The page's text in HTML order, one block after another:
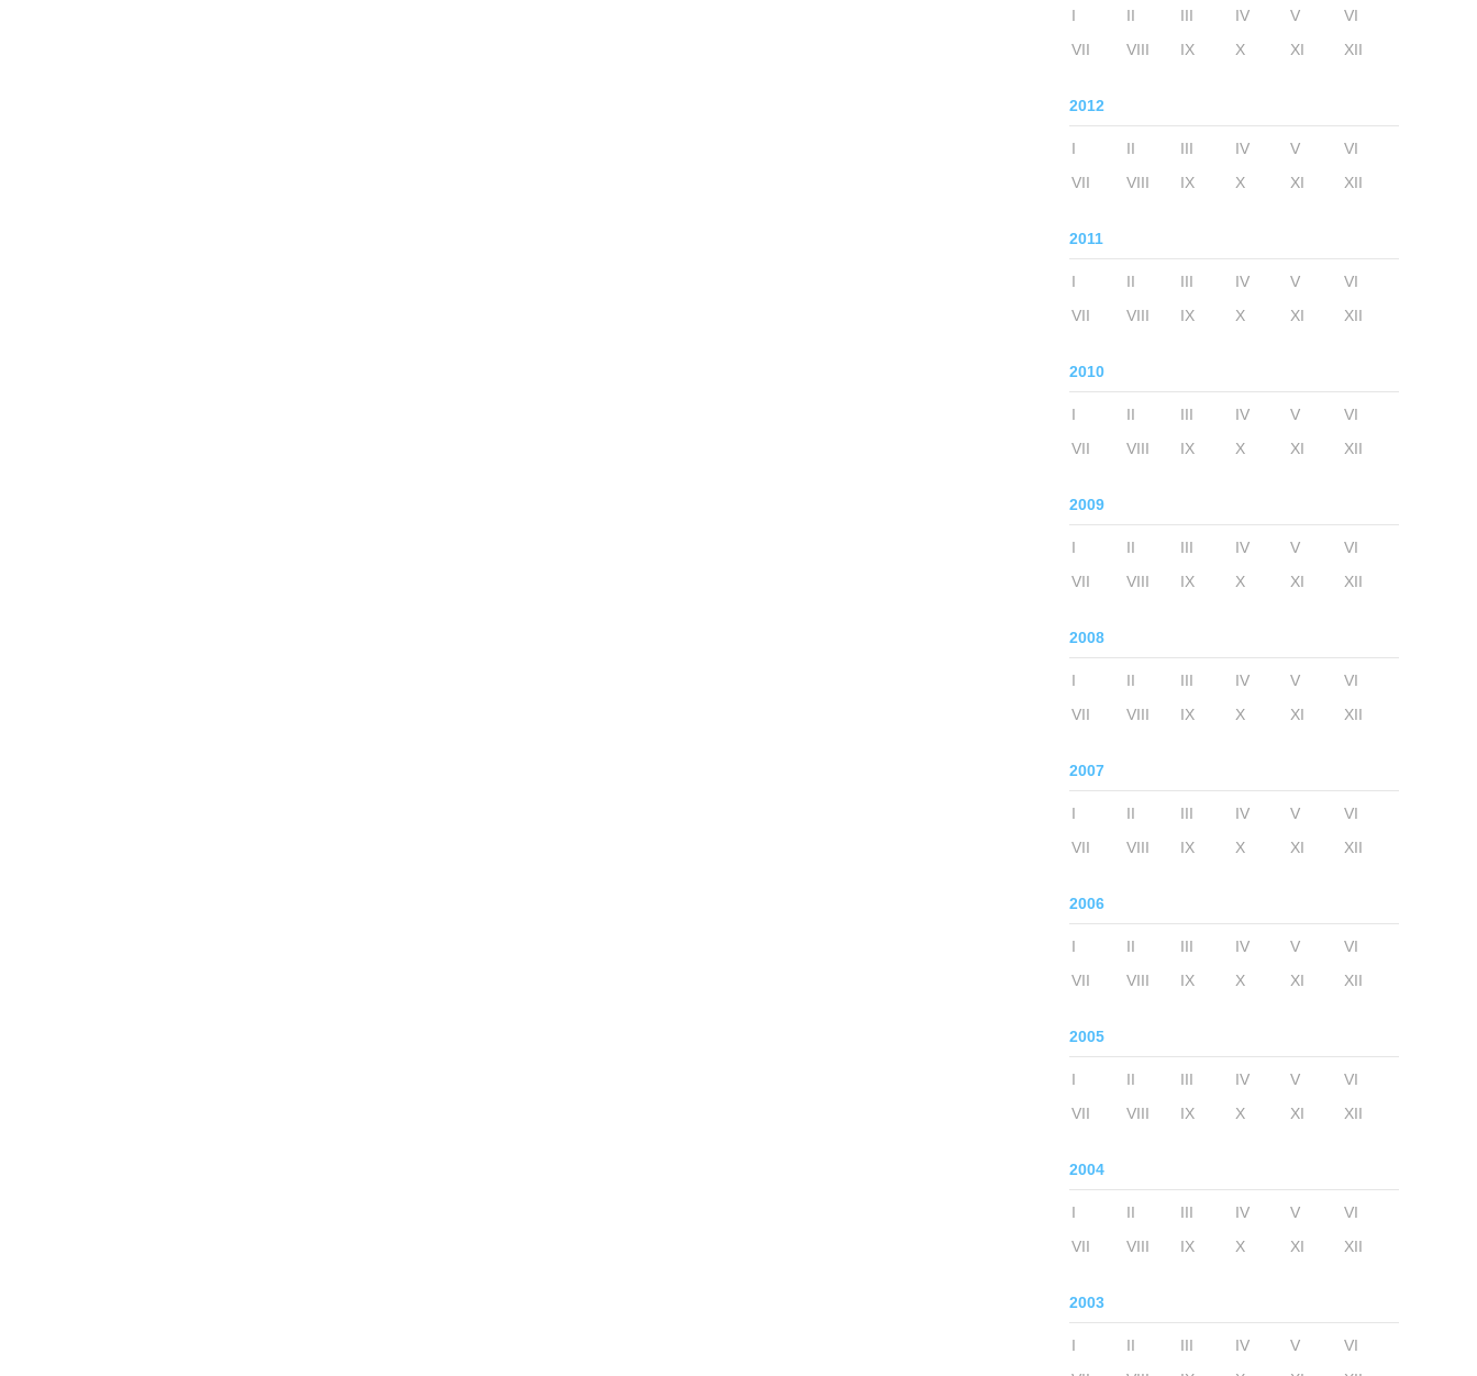
I II III IV V
VI
VII
VIII IX X XI XII
2012
I II III IV V
VI
VII
VIII IX X XI XII
2011
I II III IV V
VI
VII
VIII IX X XI XII
2010
I II III IV V
VI
VII
VIII IX X XI XII
2009
I II III IV V
VI
VII
VIII IX X XI XII
2008
I II III IV V
VI
VII
VIII IX X XI XII
2007
I II III IV V
VI
VII
VIII IX X XI XII
2006
I II III IV V
VI
VII
VIII IX X XI XII
2005
I II III IV V
VI
VII
VIII IX X XI XII
2004
I II III IV V
VI
VII
VIII IX X XI XII
2003
I II III IV V
VI